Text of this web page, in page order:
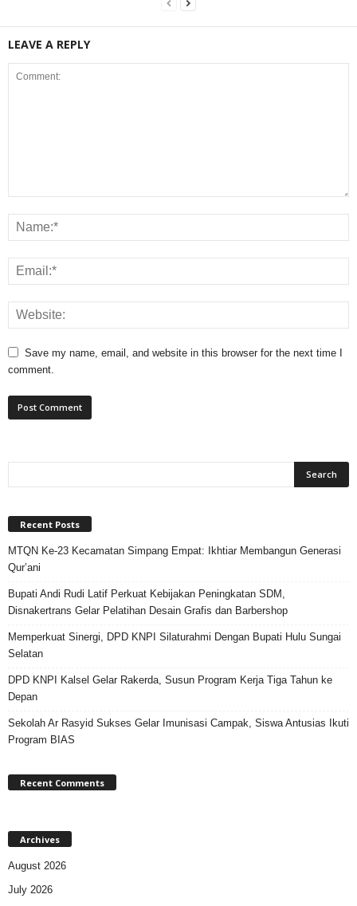
LEAVE A REPLY
Save my name, email, and website in this browser for the next time I
comment.
Recent Posts
MTQN Ke-23 Kecamatan Simpang Empat: Ikhtiar Membangun Generasi
Qur’ani
Bupati Andi Rudi Latif Perkuat Kebijakan Peningkatan SDM,
Disnakertrans Gelar Pelatihan Desain Grafis dan Barbershop
Memperkuat Sinergi, DPD KNPI Silaturahmi Dengan Bupati Hulu Sungai
Selatan
DPD KNPI Kalsel Gelar Rakerda, Susun Program Kerja Tiga Tahun ke
Depan
Sekolah Ar Rasyid Sukses Gelar Imunisasi Campak, Siswa Antusias Ikuti
Program BIAS
Recent Comments
Archives
August 2026
July 2026